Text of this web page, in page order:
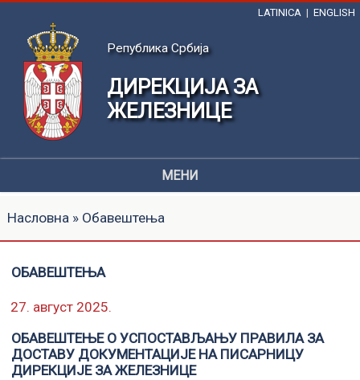
LATINICA | ENGLISH
Република Србија
ДИРЕКЦИЈА ЗА
ЖЕЛЕЗНИЦЕ
МЕНИ
Насловна» Обавештења
ОБАВЕШТЕЊА
27. август 2025.
ОБАВЕШТЕЊЕ О УСПОСТАВЉАЊУ ПРАВИЛА ЗА
ДОСТАВУ ДОКУМЕНТАЦИЈЕ НА ПИСАРНИЦУ
ДИРЕКЦИЈЕ ЗА ЖЕЛЕЗНИЦЕ